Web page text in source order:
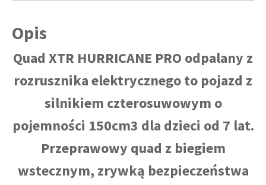
Opis
Quad XTR HURRICANE PRO odpalany z
rozrusznika elektrycznego to pojazd z
silnikiem czterosuwowym o
pojemności 150cm3 dla dzieci od 7 lat.
Przeprawowy quad z biegiem
wstecznym, zrywką bezpieczeństwa